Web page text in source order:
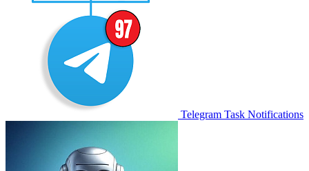
Telegram Task Notifications